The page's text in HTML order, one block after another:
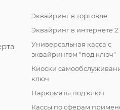
Эквайринг в торговле
Эквайринг в интернете
Универсальная касса с
эквайрингом "под ключ"
Киоски
ключ
Паркоматы под ключ
Кассы по сферам